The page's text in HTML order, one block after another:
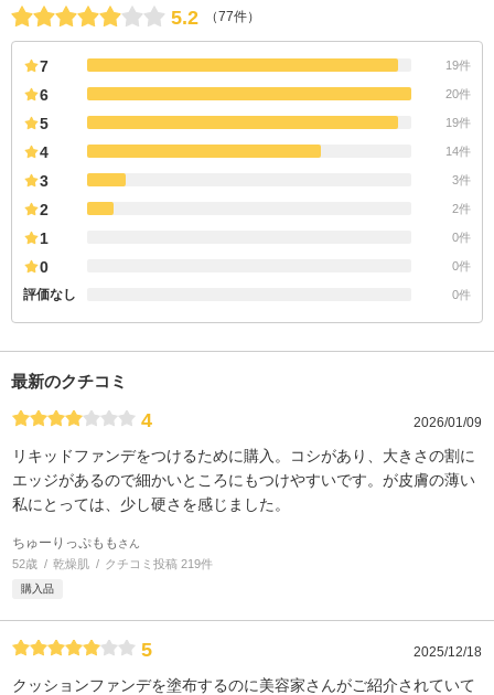
5.2 （77件）
7 19件
6 20件
5 19件
4 14件
3 3件
2 2件
1 0件
0 0件
評価なし 0件
最新のクチコミ
4 2026/01/09
リキッドファンデをつけるために購入。コシがあり、大きさの割に
エッジがあるので細かいところにもつけやすいです。が皮膚の薄い
私にとっては、少し硬さを感じました。
ちゅーりっぷもも さん
52歳 乾燥肌 クチコミ投稿 219件
購入品
5 2025/12/18
クッションファンデを塗布するのに美容家さんがご紹介されていて